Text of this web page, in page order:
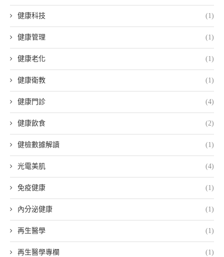
健康科技 (1)
健康管理 (1)
健康老化 (1)
健康衛教 (1)
健康門診 (4)
健康飲食 (2)
健檢數據解讀 (1)
光電美肌 (4)
免疫健康 (1)
內分泌健康 (1)
再生醫學 (1)
再生醫學專欄 (1)